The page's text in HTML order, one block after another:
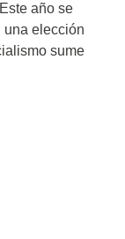
año se
una elección
sume